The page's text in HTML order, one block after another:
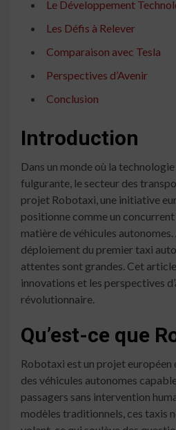
Le Développement
Les Défis à Relever
Comparaison avec Tesla
Perspectives d’Avenir
Conclusion
Introduction
Dans un monde où la
fulgurante, le secteur des
projet Robotaxi, une initiative
positionne comme un concurrent
matière de véhicules autonomes.
déploiement du premier taxi
attentes sont grandes. Cet
innovations et les perspectives
révolutionnaire.
Qu’est-ce que
Robotaxi est un projet européen
des véhicules autonomes
passagers sans intervention
modèles traditionnels, ces taxis